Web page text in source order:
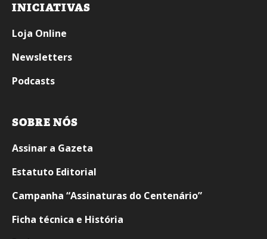
INICIATIVAS
Loja Online
Newsletters
Podcasts
SOBRE NÓS
Assinar a Gazeta
Estatuto Editorial
Campanha “Assinaturas do Centenário”
Ficha técnica e História